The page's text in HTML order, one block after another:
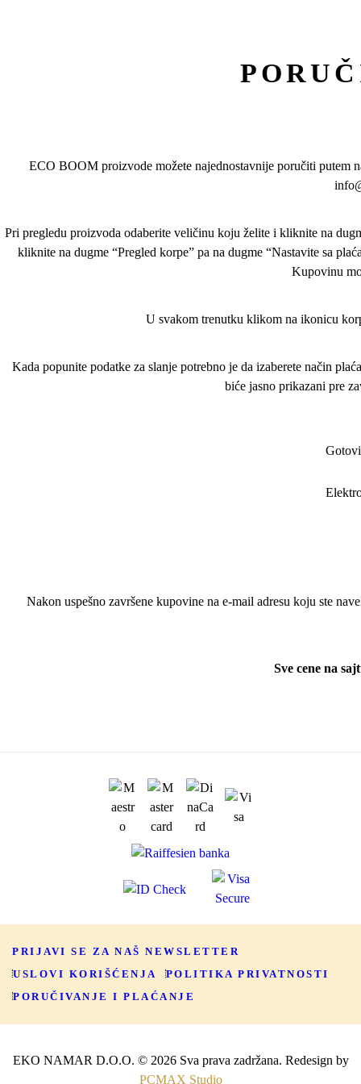
ECO BOOM proizvode možete najednostavnije poručiti putem
Pri pregledu proizvoda odaberite veličinu koju želite i kliknite na
kliknite na dugme “Pregled korpe” pa na dugme “Nastavite sa
Kupovinu
U svakom trenutku klikom na ikonicu
Kada popunite podatke za slanje potrebno je da izaberete način
biće jasno prikazani pre
Nakon uspešno završene kupovine na e-mail adresu koju ste
Sve cene na
PRIJAVI SE ZA NAŠ NEWSLETTER
USLOVI KORIŠĆENJA
POLITIKA PRIVATNOSTI
PORUČIVANJE I PLAĆANJE
EKO NAMAR D.O.O. © 2026 Sva prava zadržana. Redesign by
PCMAX Studio